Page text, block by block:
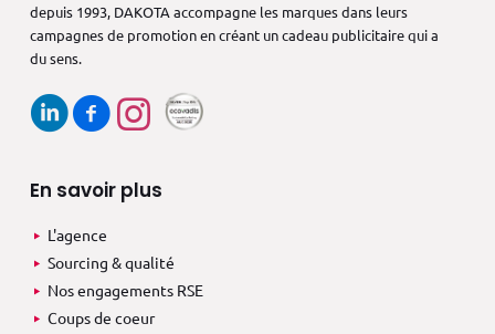
depuis 1993, DAKOTA accompagne les marques dans leurs
campagnes de promotion en créant un cadeau publicitaire qui a
du sens.
En savoir plus
L'agence
Sourcing & qualité
Nos engagements RSE
Coups de coeur